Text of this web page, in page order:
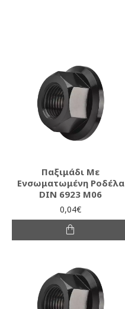
Παξιμάδι Mε
Ενσωματωμένη Ροδέλα
DIN 6923 M06
0,04€